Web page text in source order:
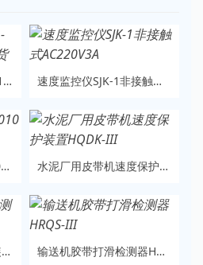
微电脑超速开关DLY1-0.19.9打滑检测装置现货 速度监控仪SJK-1非接触式AC220V3A
速度传感器HQSK-60010电压AC380V2A 水泥厂用皮带机速度保护装置HQDK-III
水泥厂胶带机打滑检测装置ZGDH-II 输送机胶带打滑检测器HRQS-III